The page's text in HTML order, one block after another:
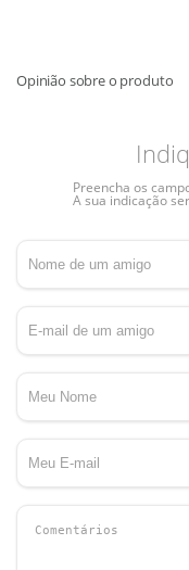
Preencha os
A sua indicação